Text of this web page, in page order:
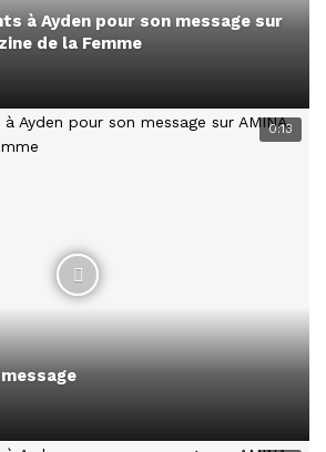
à Ayden pour son message sur
de la Femme
0:13